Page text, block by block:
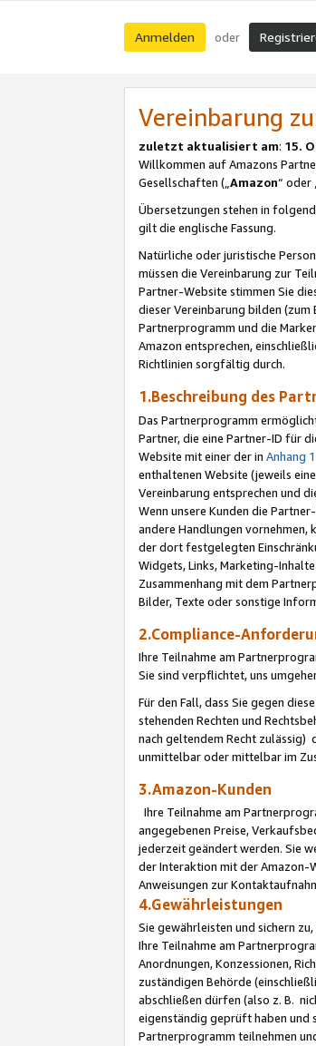
Anmelden oder
Vereinbarung
zuletzt aktualisiert am: 15.
Willkommen auf Amazons
Gesellschaften („Amazon“ oder
Übersetzungen stehen in
gilt die englische Fassung.
Natürliche oder juristische
müssen die Vereinbarung zur
Partner-Website stimmen Sie
dieser Vereinbarung bilden
Partnerprogramm und die
Amazon entsprechen,
Richtlinien sorgfältig durch.
1.Beschreibung des
Das Partnerprogramm
Partner, die eine Partner-ID für
Website mit einer der in Anhang 1
enthaltenen Website (jeweils eine „
Vereinbarung entsprechen und
Wenn unsere Kunden die
andere Handlungen vornehmen,
der dort festgelegten
Widgets, Links, Marketing-
Zusammenhang mit dem
Bilder, Texte oder sonstige
2.Compliance-
Ihre Teilnahme am
Sie sind verpflichtet, uns
Für den Fall, dass Sie gegen
stehenden Rechten und
nach geltendem Recht zulässig)
unmittelbar oder mittelbar im
3.Amazon-Kunden
Ihre Teilnahme am
angegebenen Preise,
jederzeit geändert werden. Sie
der Interaktion mit der Amazon-
Anweisungen zur
4.Gewährleistungen
Sie gewährleisten und sichern
Ihre Teilnahme am
Anordnungen, Konzessionen,
zuständigen Behörde
abschließen dürfen (also z. B.
eigenständig geprüft haben und
Partnerprogramm teilnehmen